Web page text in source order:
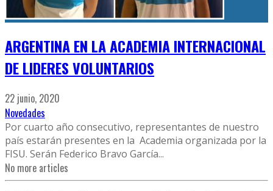
ARGENTINA EN LA ACADEMIA INTERNACIONAL
DE LIDERES VOLUNTARIOS
22 junio, 2020
Novedades
Por cuarto año consecutivo, representantes de nuestro
país estarán presentes en la Academia organizada por la
FISU. Serán Federico Bravo García...
No more articles